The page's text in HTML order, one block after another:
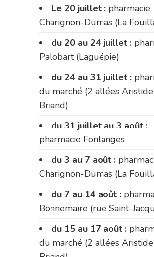
Le 20 juillet : pharmacie
Charignon-Dumas (La
du 20 au 24 juillet :
Palobart (Laguépie)
du 24 au 31 juillet :
du marché (2 allées Aristide
Briand)
du 31 juillet au 3 août :
pharmacie Fontanges
du 3 au 7 août :
Charignon-Dumas (La
du 7 au 14 août :
Bonnemaire (rue Saint-
du 15 au 17 août :
du marché (2 allées Aristide